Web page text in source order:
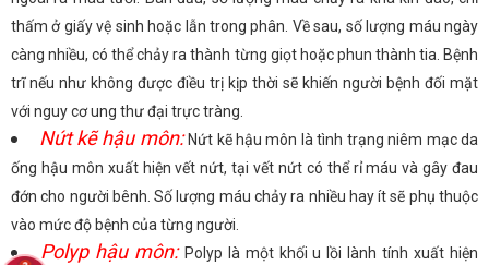
thấm ở giấy vệ sinh hoặc lẫn trong phân. Về sau, số lượng máu ngày
càng nhiều, có thể chảy ra thành từng giọt hoặc phun thành tia. Bệnh
trĩ nếu như không được điều trị kịp thời sẽ khiến người bệnh đối mặt
với nguy cơ ung thư đại trực tràng.
Nứt kẽ hậu môn:Nứt kẽ hậu môn là tình trạng niêm mạc da
ống hậu môn xuất hiện vết nứt, tại vết nứt có thể rỉ máu và gây đau
đớn cho người bênh. Số lượng máu chảy ra nhiều hay ít sẽ phụ thuộc
vào mức độ bệnh của từng người.
Polyp hậu môn: Polyp là một khối u lồi lành tính xuất hiện